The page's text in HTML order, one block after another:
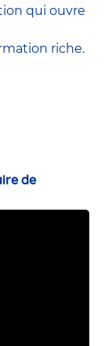
qui ouvre
riche.
de